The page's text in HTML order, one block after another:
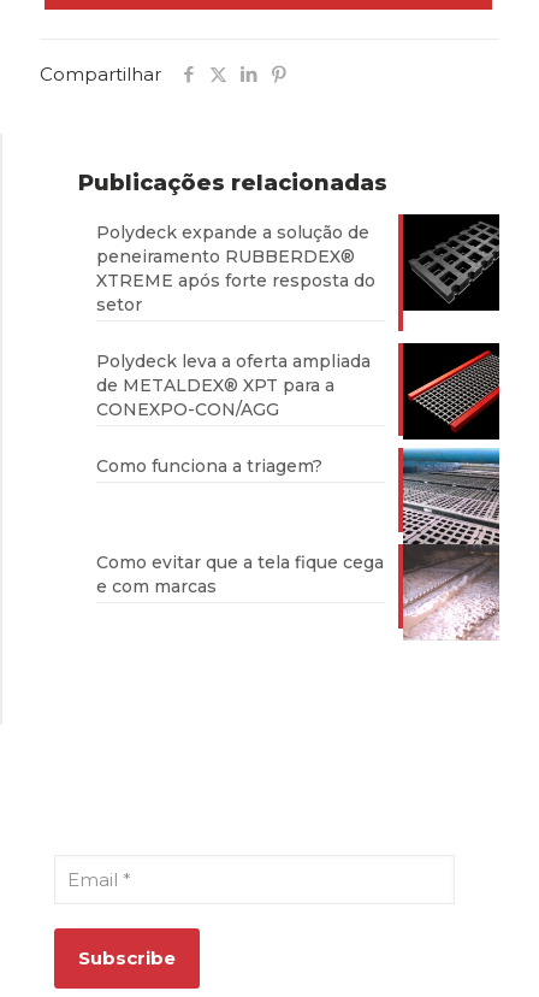
Compartilhar
Publicações relacionadas
Polydeck expande a solução de
peneiramento RUBBERDEX®
XTREME após forte resposta do
setor
Polydeck leva a oferta ampliada
de METALDEX® XPT para a
CONEXPO-CON/AGG
Como funciona a triagem?
Como evitar que a tela fique cega
e com marcas